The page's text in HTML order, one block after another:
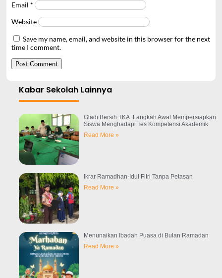
Email *
Website
Save my name, email, and website in this browser for the next
time I comment.
Kabar Sekolah Lainnya
Gladi Bersih TKA: Langkah Awal Mempersiapkan
Siswa Menghadapi Tes Kompetensi Akademik
Read More »
Ikrar Ramadhan-Idul Fitri Tanpa Petasan
Read More »
Menunaikan Ibadah Puasa di Bulan Ramadan
Read More »